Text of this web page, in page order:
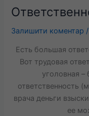
Залишити коментар /
Есть большая
Вот трудовая
уголовная
ответственность
врача деньги
ее